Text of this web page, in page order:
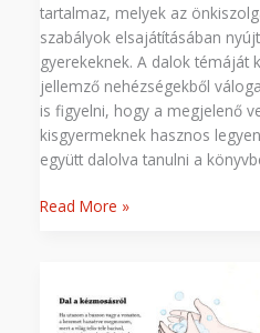
tartalmaz, melyek az
szabályok elsajátításában
gyerekeknek. A dalok témáját
jellemző nehézségekből
is figyelni, hogy a megjelenő
kisgyermeknek hasznos
együtt dalolva tanulni a
Read More »
kézmosásról